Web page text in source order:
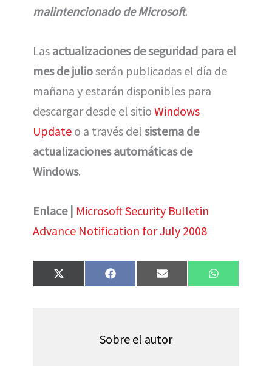
malintencionado de Microsoft.
Las actualizaciones de seguridad para el
mes de julioserán publicadas el día de
mañana y estarán disponibles para
descargar desde el sitio Windows
Update o a través del sistema de
actualizaciones automáticas de
Windows.
Enlace | Microsoft Security Bulletin
Advance Notification for July 2008
Compartir
en
X
(
w
Compartir
en
F
a
e
o
k
Compartir
en
E
m
i
Compartir
en
W
h
t
Sobre el autor